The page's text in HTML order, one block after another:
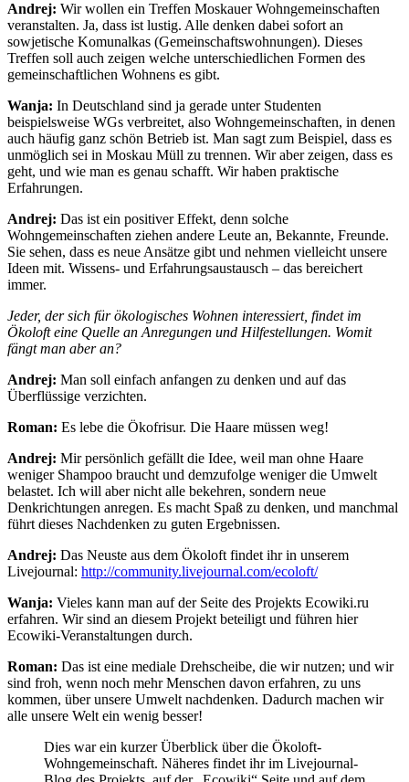
Andrej: Wir wollen ein Treffen Moskauer Wohngemeinschaften
veranstalten. Ja, dass ist lustig. Alle denken dabei sofort an
sowjetische Komunalkas (Gemeinschaftswohnungen). Dieses
Treffen soll auch zeigen welche unterschiedlichen Formen des
gemeinschaftlichen Wohnens es gibt.
Wanja: In Deutschland sind ja gerade unter Studenten
beispielsweise WGs verbreitet, also Wohngemeinschaften, in denen
auch häufig ganz schön Betrieb ist. Man sagt zum Beispiel, dass es
unmöglich sei in Moskau Müll zu trennen. Wir aber zeigen, dass es
geht, und wie man es genau schafft. Wir haben praktische
Erfahrungen.
Andrej: Das ist ein positiver Effekt, denn solche
Wohngemeinschaften ziehen andere Leute an, Bekannte, Freunde.
Sie sehen, dass es neue Ansätze gibt und nehmen vielleicht unsere
Ideen mit. Wissens- und Erfahrungsaustausch – das bereichert
immer.
Jeder, der sich für ökologisches Wohnen interessiert, findet im
Ökoloft eine Quelle an Anregungen und Hilfestellungen. Womit
fängt man aber an?
Andrej: Man soll einfach anfangen zu denken und auf das
Überflüssige verzichten.
Roman: Es lebe die Ökofrisur. Die Haare müssen weg!
Andrej: Mir persönlich gefällt die Idee, weil man ohne Haare
weniger Shampoo braucht und demzufolge weniger die Umwelt
belastet. Ich will aber nicht alle bekehren, sondern neue
Denkrichtungen anregen. Es macht Spaß zu denken, und manchmal
führt dieses Nachdenken zu guten Ergebnissen.
Andrej: Das Neuste aus dem Ökoloft findet ihr in unserem
Livejournal: http://community.livejournal.com/ecoloft/
Wanja: Vieles kann man auf der Seite des Projekts Ecowiki.ru
erfahren. Wir sind an diesem Projekt beteiligt und führen hier
Ecowiki-Veranstaltungen durch.
Roman: Das ist eine mediale Drehscheibe, die wir nutzen; und wir
sind froh, wenn noch mehr Menschen davon erfahren, zu uns
kommen, über unsere Umwelt nachdenken. Dadurch machen wir
alle unsere Welt ein wenig besser!
Dies war ein kurzer Überblick über die Ökoloft-
Wohngemeinschaft. Näheres findet ihr im Livejournal-